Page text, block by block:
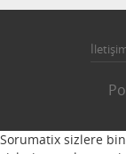
Sorumatix sizlere